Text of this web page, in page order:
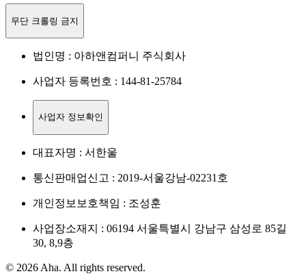
무단 크롤링 금지
법인명 : 아하앤컴퍼니 주식회사
사업자 등록번호 : 144-81-25784
사업자 정보확인
대표자명 : 서한울
통신판매업신고 : 2019-서울강남-02231호
개인정보보호책임 : 조성훈
사업장소재지 : 06194 서울특별시 강남구 삼성로 85길
30, 8,9층
© 2026 Aha. All rights reserved.